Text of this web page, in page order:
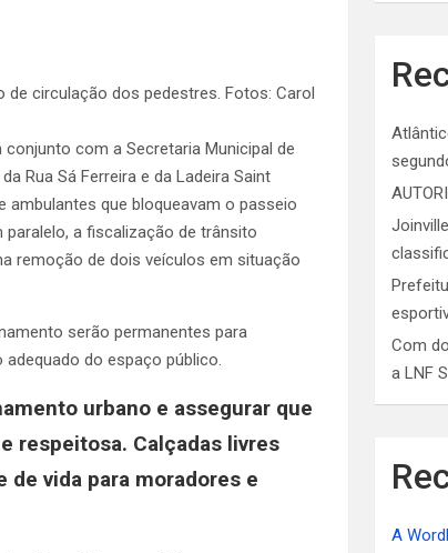
circulação dos pedestres. Fotos: Carol
com a Secretaria Municipal de
Rua Sá Ferreira e da Ladeira Saint
ambulantes que bloqueavam o passeio
a fiscalização de trânsito
remoção de dois veículos em situação
serão permanentes para
do espaço público.
urbano e assegurar que
respeitosa. Calçadas livres
vida para moradores e
Com
a LNF
A